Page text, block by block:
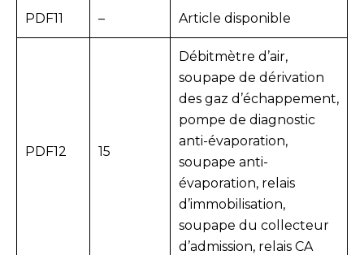
PDF11 – Article disponible
PDF12 15
Débitmètre d’air,
soupape de dérivation
des gaz d’échappement,
pompe de diagnostic
anti-évaporation,
soupape anti-
évaporation, relais
d’immobilisation,
soupape du collecteur
d’admission, relais CA